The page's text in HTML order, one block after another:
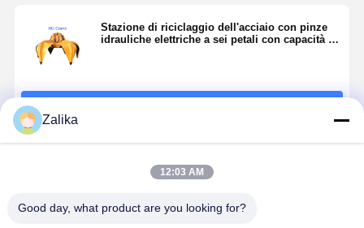
Tutti I Casi
Ora
Chiacchieri
Aggancio di gru
Blocco di puleggia di gru
Stazione di riciclaggio dell'acciaio con pinze
idrauliche elettriche a sei petali con capacità di
Prodotti Raccomandati
Zalika
12:03 AM
Good day, what product are you looking for?